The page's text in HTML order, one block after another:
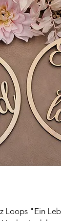
Loops "Ein